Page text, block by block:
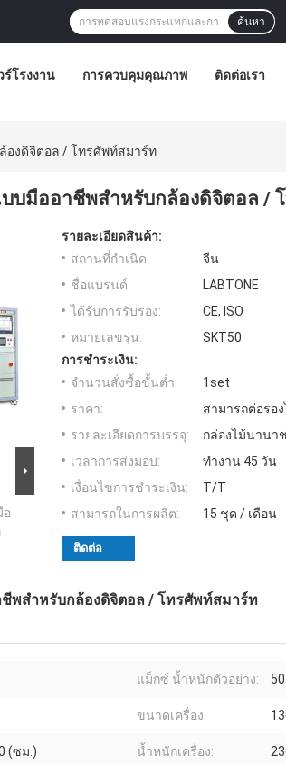
ค้นหา
ร์โรงงาน การควบคุมคุณภาพ ติดต่อเรา
งดิจิตอล / โทรศัพท์สมาร์ท
บมืออาชีพสำหรับกล้องดิจิตอล /
อ
รายละเอียดสินค้า:
สถานที่กำเนิด:
จีน
ชื่อแบรนด์:
LABTONE
ได้รับการรับรอง:
CE, ISO
หมายเลขรุ่น:
SKT50
การชำระเงิน:
จำนวนสั่งซื้อขั้นต่ำ:
1set
ราคา:
สามารถต่อรอง
รายละเอียดการบรรจุ:
กล่องไม้นานา
เวลาการส่งมอบ:
ทำงาน 45 วัน
เงื่อนไขการชำระเงิน:
T/T
สามารถในการผลิต:
15 ชุด / เดือน
ติดต่อ
พสำหรับกล้องดิจิตอล / โทรศัพท์สมาร์ท
แม็กซ์ น้ำหนักตัวอย่าง:
ขนาดเครื่อง:
(ซม.) น้ำหนักเครื่อง: